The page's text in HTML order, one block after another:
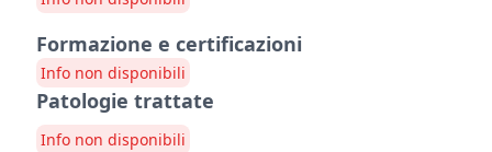
Formazione e certificazioni
Info non disponibili
Patologie trattate
Info non disponibili